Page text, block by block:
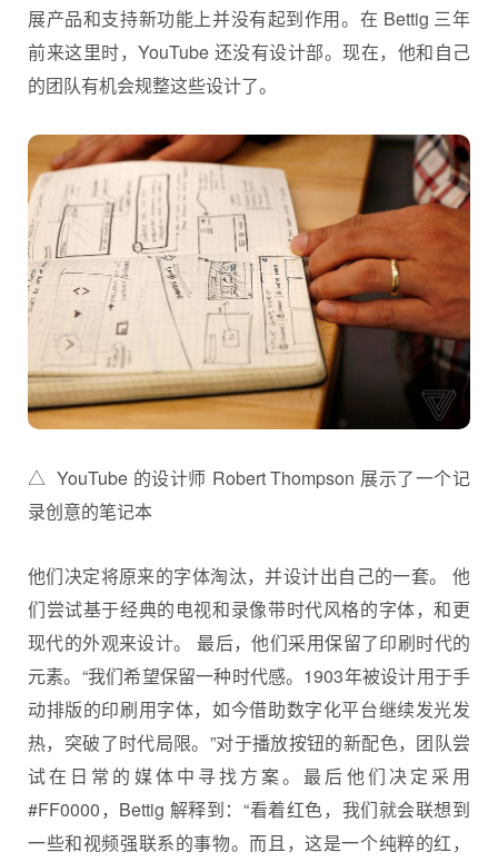
展产品和支持新功能上并没有起到作用。在 Bettig 三年
前来这里时，YouTube 还没有设计部。现在，他和自己
的团队有机会规整这些设计了。
△ YouTube 的设计师 Robert Thompson 展示了一个记
录创意的笔记本
他们决定将原来的字体淘汰，并设计出自己的一套。 他
们尝试基于经典的电视和录像带时代风格的字体，和更
现代的外观来设计。 最后，他们采用保留了印刷时代的
元素。“我们希望保留一种时代感。1903年被设计用于手
动排版的印刷用字体，如今借助数字化平台继续发光发
热，突破了时代局限。”对于播放按钮的新配色，团队尝
试在日常的媒体中寻找方案。最后他们决定采用
#FF0000，Bettig 解释到：“看着红色，我们就会联想到
一些和视频强联系的事物。而且，这是一个纯粹的红，